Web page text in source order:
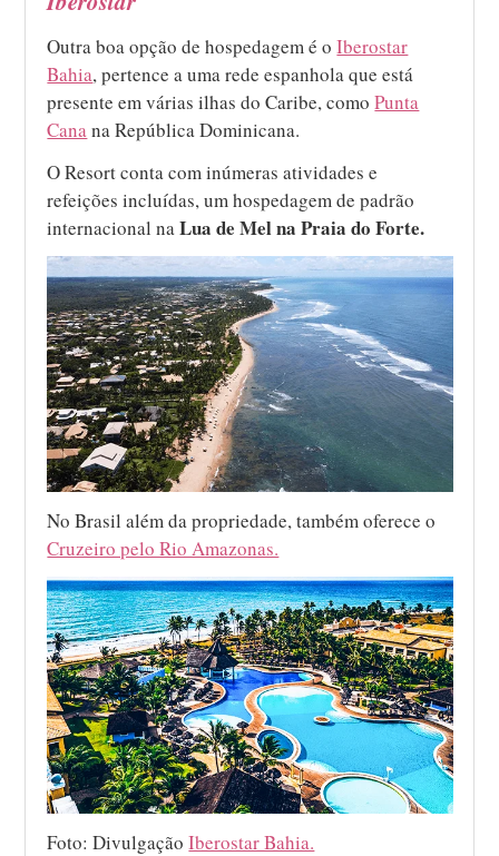
Outra boa opção de hospedagem é oIberostar
Bahia, pertence a uma rede espanhola que está
presente em várias ilhas do Caribe, comoPunta
Canana República Dominicana.
O Resort conta com inúmeras atividades e
refeições incluídas, um hospedagem de padrão
internacional naLua de Mel na Praia do Forte.
No Brasil além da propriedade, também oferece o
Cruzeiro pelo Rio Amazonas.
Foto: DivulgaçãoIberostar Bahia.